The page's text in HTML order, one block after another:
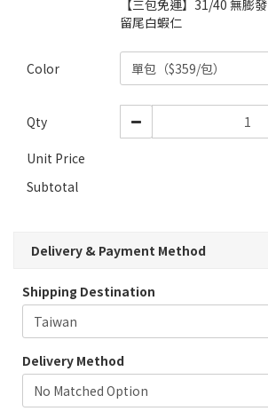
【三包免運】31/40 無膨發
留尾白蝦仁
Color
Qty
Unit Price
Subtotal
Delivery & Payment Method
Shipping Destination
Delivery Method